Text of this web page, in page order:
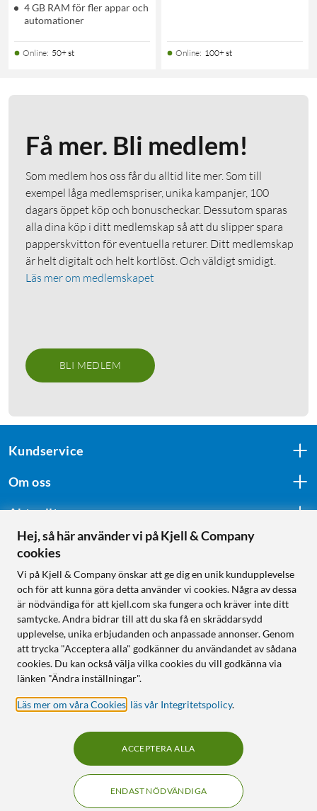
4 GB RAM för fler appar och
automationer
Online: 50+ st Online: 100+ st
Få mer. Bli medlem!
Som medlem hos oss får du alltid lite mer. Som till
exempel låga medlemspriser, unika kampanjer, 100
dagars öppet köp och bonuscheckar. Dessutom sparas
alla dina köp i ditt medlemskap så att du slipper spara
papperskvitton för eventuella returer. Ditt medlemskap
är helt digitalt och helt kortlöst. Och väldigt smidigt.
Läs mer om medlemskapet
BLI MEDLEM
Kundservice
Om oss
Aktuellt
Följ oss
Handla från:
Sverige
Norge
KUNSKAP OCH TILLBEHÖR TILL
Hej, så här använder vi på Kjell & Company
cookies
Vi på Kjell & Company önskar att ge dig en unik kundupplevelse
och för att kunna göra detta använder vi cookies. Några av dessa
är nödvändiga för att kjell.com ska fungera och kräver inte ditt
samtycke. Andra bidrar till att du ska få en skräddarsydd
upplevelse, unika erbjudanden och anpassade annonser. Genom
att trycka "Acceptera alla" godkänner du användandet av sådana
cookies. Du kan också välja vilka cookies du vill godkänna via
länken "Ändra inställningar".
Läs mer om våra Cookies läs vår Integritetspolicy.
ENDAST NÖDVÄNDIGA
ACCEPTERA ALLA